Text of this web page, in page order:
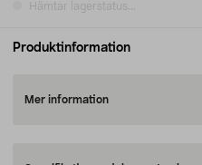
Hämtar lagerstatus...
Produktinformation
Mer information